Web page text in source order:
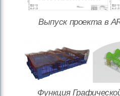
Выпуск проекта в
Функция